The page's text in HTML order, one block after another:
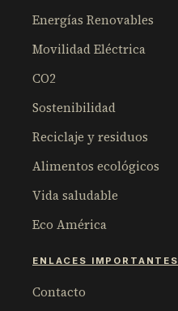
Energías Renovables
Movilidad Eléctrica
CO2
Sostenibilidad
Reciclaje y residuos
Alimentos ecológicos
Vida saludable
Eco América
ENLACES IMPORTANTES
Contacto